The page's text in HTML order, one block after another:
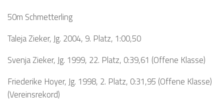
50m Schmetterling
Taleja Zieker, Jg. 2004, 9. Platz, 1:00,50
Svenja Zieker, Jg. 1999, 22. Platz, 0:39,61 (Offene Klasse)
Friederike Hoyer, Jg. 1998, 2. Platz, 0:31,95 (Offene Klasse)
(Vereinsrekord)